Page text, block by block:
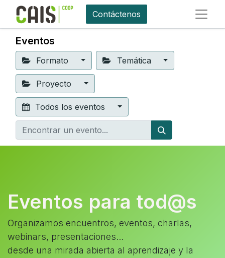
Contáctenos
Eventos
Formato Temática
Proyecto
Todos los eventos
Eventos para tod@s
Organizamos encuentros, eventos, charlas,
webinars, presentaciones...
desde una mirada abierta al aprendizaje y la